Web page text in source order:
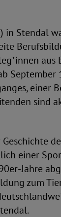
in Stendal
aus
einer
sind
einer
Jahre
zum